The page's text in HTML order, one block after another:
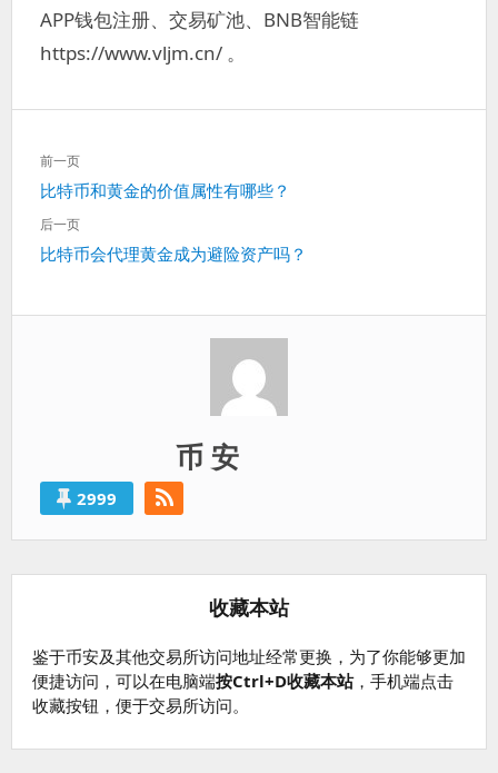
APP钱包注册、交易矿池、BNB智能链
https://www.vljm.cn/ 。
文
章
导
航
前一页
上
一
比特币和黄金的价值属性有哪些？
后一页
下
比特币会代理黄金成为避险资产吗？
币 安
2999
收藏本站
鉴于币安及其他交易所访问地址经常更换，为了你能够更加
便捷访问，可以在电脑端按Ctrl+D收藏本站，手机端点击
收藏按钮，便于交易所访问。